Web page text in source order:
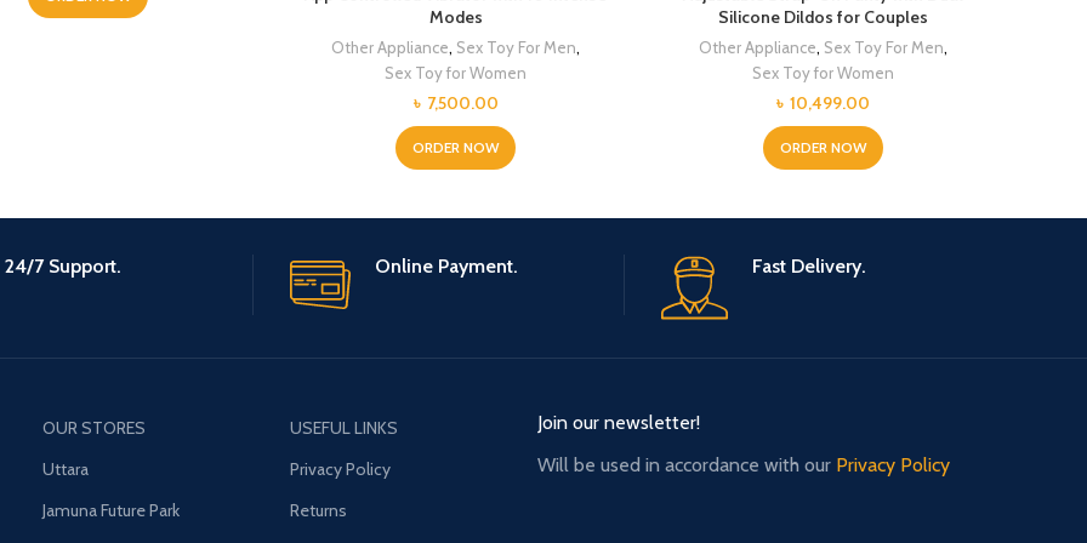
Modes
Other Appliance, Sex Toy For Men,
Sex Toy for Women
৳ 7,500.00
ORDER NOW
Silicone Dildos for Couples
Other Appliance, Sex Toy For Men,
Sex Toy for Women
৳ 10,499.00
ORDER NOW
24/7 Support. Online Payment. Fast Delivery.
OUR STORES
Uttara
Jamuna Future Park
USEFUL LINKS
Privacy Policy
Returns
Join our newsletter!
Will be used in accordance with our Privacy Policy